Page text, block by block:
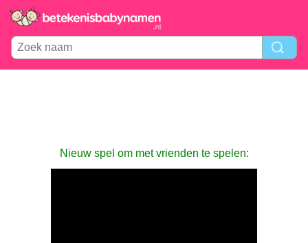
Nieuw spel om met vrienden te spelen: